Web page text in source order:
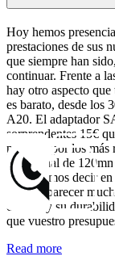
Hoy hemos
prestaciones de sus
que siempre han
continuar. Frente a
hay otro aspecto
es barato, desde los
A20. El adaptador
sorprendentes 15€
pasando por los
tradicional de
que solemos decir
pueden parecer
calidad y su
que vuestro
Read more